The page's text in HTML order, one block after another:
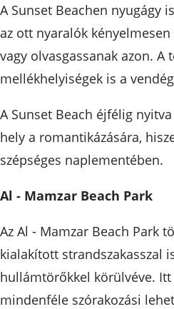
A Sunset Beachen nyugágy
az ott nyaralók
vagy olvasgassanak azon.
mellékhelyiségek is a
A Sunset Beach éjfélig
hely a romantikázására,
szépséges naplementében.
Al - Mamzar Beach Park
Az Al - Mamzar Beach Park
kialakított strandszakasszal
hullámtörőkkel körülvéve.
mindenféle szórakozási